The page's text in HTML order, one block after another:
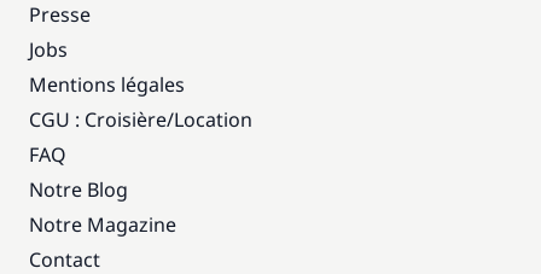
Presse
Jobs
Mentions légales
CGU : Croisière/Location
FAQ
Notre Blog
Notre Magazine
Contact